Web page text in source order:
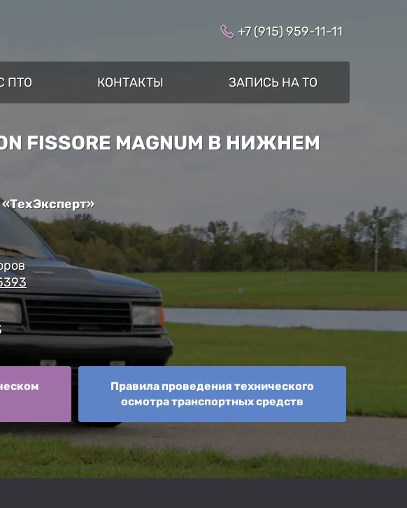
+7 (915) 959-11-11
ПТО КОНТАКТЫ ЗАПИСЬ НА ТО
FISSORE MAGNUM В НИЖНЕМ
Правила проведения технического
осмотра транспортных средств